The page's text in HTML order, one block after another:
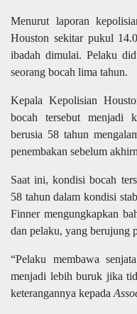
Menurut laporan
Houston sekitar pukul
ibadah dimulai. Pelaku
seorang bocah lima tahun.
Kepala Kepolisian
bocah tersebut menjadi
berusia 58 tahun
penembakan sebelum
Saat ini, kondisi bocah
58 tahun dalam kondisi
Finner mengungkapkan
dan pelaku, yang berujung
“Pelaku membawa
menjadi lebih buruk jika
keterangannya kepada